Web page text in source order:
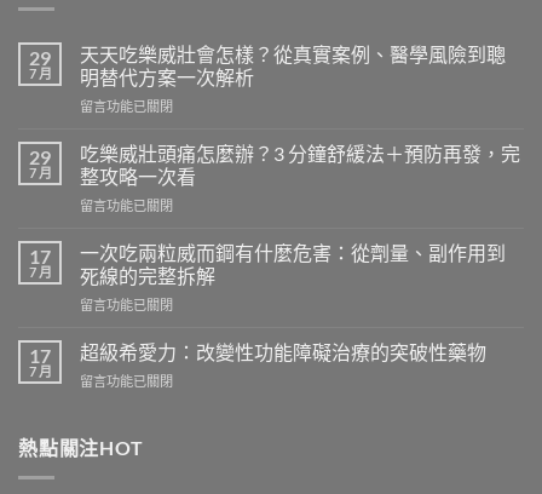
29
7 月
天天吃樂威壯會怎樣？從真實案例、醫學風險到聰
明替代方案一次解析
在
天
吃
樂
威
會
怎
樣？
從
實
案
學
風
留言功能已關閉
29
7 月
吃樂威壯頭痛怎麼辦？3 分鐘舒緩法＋預防再發，完
整攻略一次看
在
威
壯
頭
怎
辦？
鐘
留言功能已關閉
17
7 月
一次吃兩粒威而鋼有什麼危害：從劑量、副作用到
死線的完整拆解
在
次
吃
兩
而
留言功能已關閉
17
7 月
超級希愛力：改變性功能障礙治療的突破性藥物
在
希
愛
留言功能已關閉
熱點關注HOT